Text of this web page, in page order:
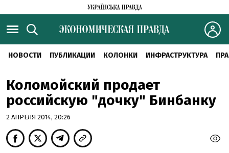
НОВОСТИ ПУБЛИКАЦИИ КОЛОНКИ ИНФРАСТРУКТУРА
Коломойский продает
российскую "дочку" Бинбанку
2 АПРЕЛЯ 2014, 20:26